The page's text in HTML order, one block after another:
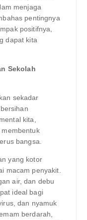
menjaga
pentingnya
positifnya,
dapat kita
Sekolah
sekadar
kita,
bangsa.
yang kotor
macam penyakit.
air, dan debu
ideal bagi
dan nyamuk
berdarah,